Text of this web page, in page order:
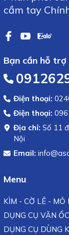
cầm tay
Bạn cần hỗ trợ
Điện thoại:
Điện thoại:
Địa chỉ: Số 11
Nội
Email:
Menu
KÌM - CỜ LÊ - MỎ
DỤNG CỤ VẶN
DỤNG CỤ DÙNG